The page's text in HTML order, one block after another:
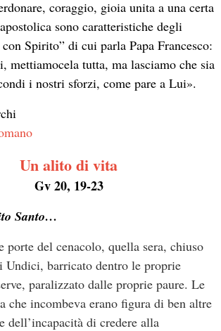
coraggio, gioia unita a una certa
sono caratteristiche degli
Spirito” di cui parla Papa Francesco:
mettiamocela tutta, ma lasciamo che sia
i nostri sforzi, come pare a Lui».
Un alito di vita
Gv 20, 19-23
Santo…
porte del cenacolo, quella sera, chiuso
Undici, barricato dentro le proprie
paralizzato dalle proprie paure. Le
che incombeva erano figura di ben altre
dell’incapacità di credere alla